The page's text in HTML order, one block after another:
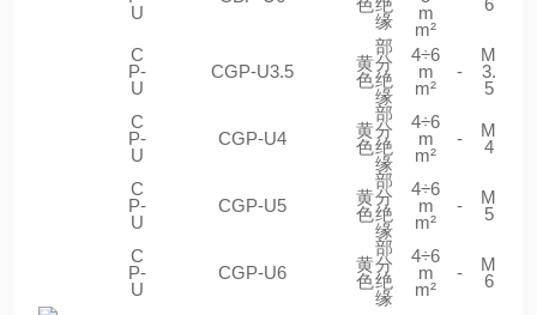
U
缘
m
m²
C
P-
U
CGP-U3.5
黄
色
部
分
绝
缘
4÷6
m
m²
-
M
3.
5
C
P-
U
CGP-U4
黄
色
部
分
绝
缘
4÷6
m
m²
-
M
4
C
P-
U
CGP-U5
黄
色
部
分
绝
缘
4÷6
m
m²
-
M
5
C
P-
U
CGP-U6
黄
色
部
分
绝
缘
4÷6
m
m²
-
M
6